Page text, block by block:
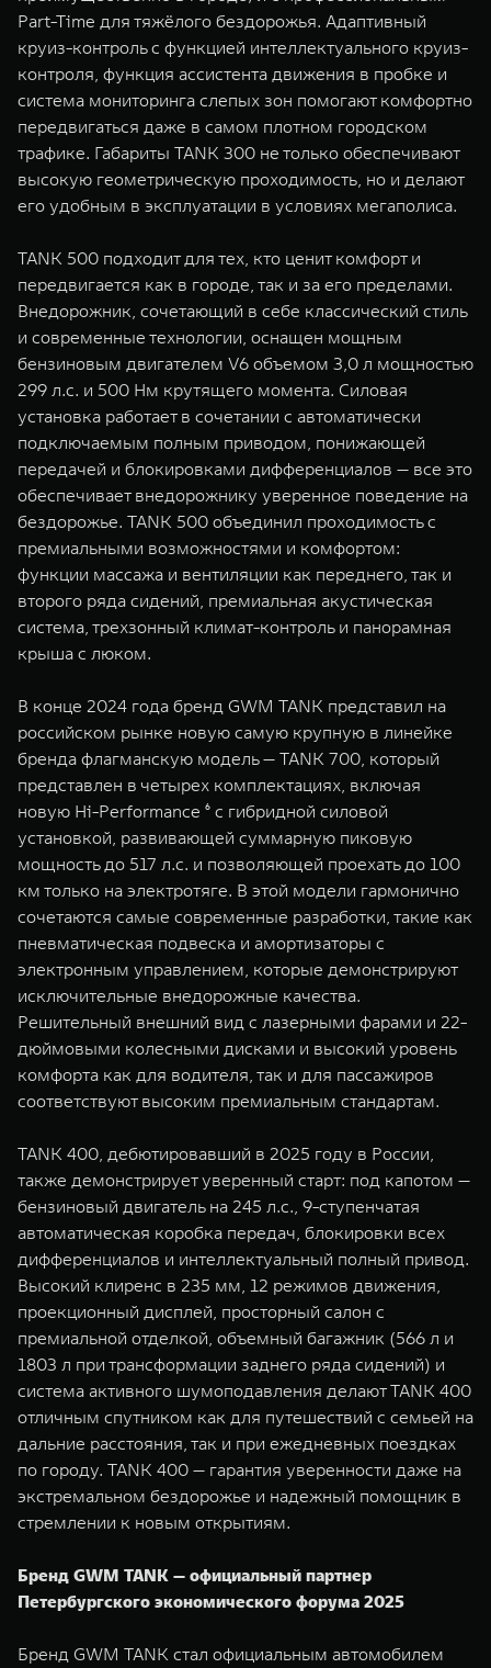
Part-Time для тяжёлого бездорожья. Адаптивный
круиз-контроль с функцией интеллектуального круиз-
контроля, функция ассистента движения в пробке и
система мониторинга слепых зон помогают комфортно
передвигаться даже в самом плотном городском
трафике. Габариты TANK 300 не только обеспечивают
высокую геометрическую проходимость, но и делают
его удобным в эксплуатации в условиях мегаполиса.
TANK 500 подходит для тех, кто ценит комфорт и
передвигается как в городе, так и за его пределами.
Внедорожник, сочетающий в себе классический стиль
и современные технологии, оснащен мощным
бензиновым двигателем V6 объемом 3,0 л мощностью
299 л.с. и 500 Нм крутящего момента. Силовая
установка работает в сочетании с автоматически
подключаемым полным приводом, понижающей
передачей и блокировками дифференциалов — все это
обеспечивает внедорожнику уверенное поведение на
бездорожье. TANK 500 объединил проходимость с
премиальными возможностями и комфортом:
функции массажа и вентиляции как переднего, так и
второго ряда сидений, премиальная акустическая
система, трехзонный климат-контроль и панорамная
крыша с люком.
В конце 2024 года бренд GWM TANK представил на
российском рынке новую самую крупную в линейке
бренда флагманскую модель — TANK 700, который
представлен в четырех комплектациях, включая
новую Hi-Performance ⁶ с гибридной силовой
установкой, развивающей суммарную пиковую
мощность до 517 л.с. и позволяющей проехать до 100
км только на электротяге. В этой модели гармонично
сочетаются самые современные разработки, такие как
пневматическая подвеска и амортизаторы с
электронным управлением, которые демонстрируют
исключительные внедорожные качества.
Решительный внешний вид с лазерными фарами и 22-
дюймовыми колесными дисками и высокий уровень
комфорта как для водителя, так и для пассажиров
соответствуют высоким премиальным стандартам.
TANK 400, дебютировавший в 2025 году в России,
также демонстрирует уверенный старт: под капотом —
бензиновый двигатель на 245 л.с., 9-ступенчатая
автоматическая коробка передач, блокировки всех
дифференциалов и интеллектуальный полный привод.
Высокий клиренс в 235 мм, 12 режимов движения,
проекционный дисплей, просторный салон с
премиальной отделкой, объемный багажник (566 л и
1803 л при трансформации заднего ряда сидений) и
система активного шумоподавления делают TANK 400
отличным спутником как для путешествий с семьей на
дальние расстояния, так и при ежедневных поездках
по городу. TANK 400 — гарантия уверенности даже на
экстремальном бездорожье и надежный помощник в
стремлении к новым открытиям.
Бренд GWM TANK — официальный партнер
Петербургского экономического форума 2025
Бренд GWM TANK стал официальным автомобилем